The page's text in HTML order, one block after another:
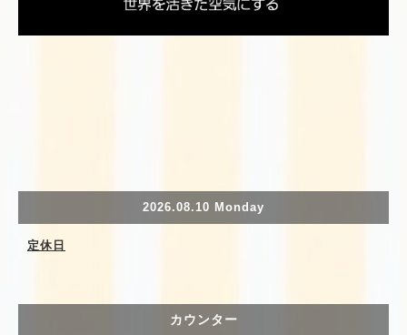
2026.08.10 Monday
定休日
カウンター